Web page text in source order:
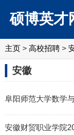
硕博英才
主页 > 高校招聘 >
安徽
阜阳师范大学数学